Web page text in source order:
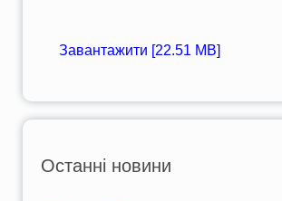
Завантажити [22.51 MB]
Останні новини